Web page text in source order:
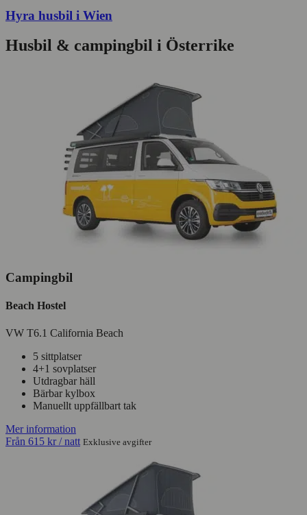
Hyra husbil i Wien
Husbil & campingbil i Österrike
Campingbil
Beach Hostel
VW T6.1 California Beach
5 sittplatser
4+1 sovplatser
Utdragbar häll
Bärbar kylbox
Manuellt uppfällbart tak
Mer information
Från 615 kr / natt Exklusive avgifter